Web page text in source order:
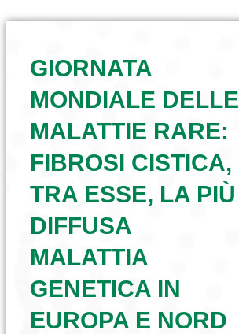
GIORNATA
MONDIALE DELLE
MALATTIE RARE:
FIBROSI CISTICA,
TRA ESSE, LA PIÙ
DIFFUSA
MALATTIA
GENETICA IN
EUROPA E NORD